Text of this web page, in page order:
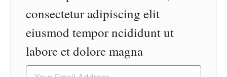
consectetur adipiscing elit
eiusmod tempor ncididunt ut
labore et dolore magna